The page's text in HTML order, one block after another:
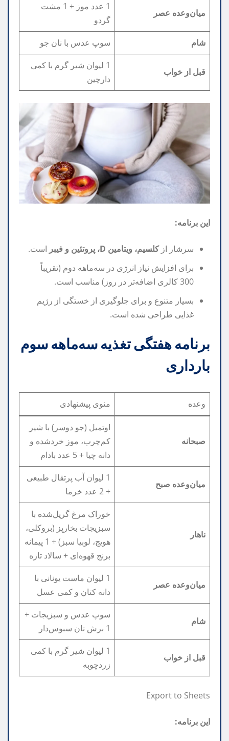
میان‌وعده عصر
1 عدد موز + 1 مشت
گردو
شام
سوپ عدس با نان جو
قبل از خواب
1 لیوان شیر گرم با کمی
دارچین
این برنامه:
سرشار ازکلسیم، ویتامین D، پروتئین و فیبر
است.
برای افزایش نیاز انرژی در سه‌ماهه دوم (تقریباً
300 کالری اضافه‌تر در روز) مناسب است.
بسیار متنوع و برای جلوگیری از خستگی از رژیم
غذایی طراحی شده است.
برنامه هفتگی تغذیه سه‌ماهه سوم
بارداری
وعده منوی پیشنهادی
صبحانه
اوتمیل (جو دوسر) با شیر
کم‌چرب، موز خردشده و
دانه چیا + 5 عدد بادام
میان‌وعده صبح
1 لیوان آب پرتقال طبیعی
+ 2 عدد خرما
ناهار
خوراک مرغ گریل‌شده با
سبزیجات بخارپز (بروکلی،
هویج، لوبیا سبز) + 1 پیمانه
برنج قهوه‌ای + سالاد تازه
میان‌وعده عصر
1 لیوان ماست یونانی با
دانه کتان و کمی عسل
شام
سوپ عدس و سبزیجات +
1 برش نان سبوس‌دار
قبل از خواب
1 لیوان شیر گرم با کمی
زردچوبه
Export to Sheets
این برنامه: